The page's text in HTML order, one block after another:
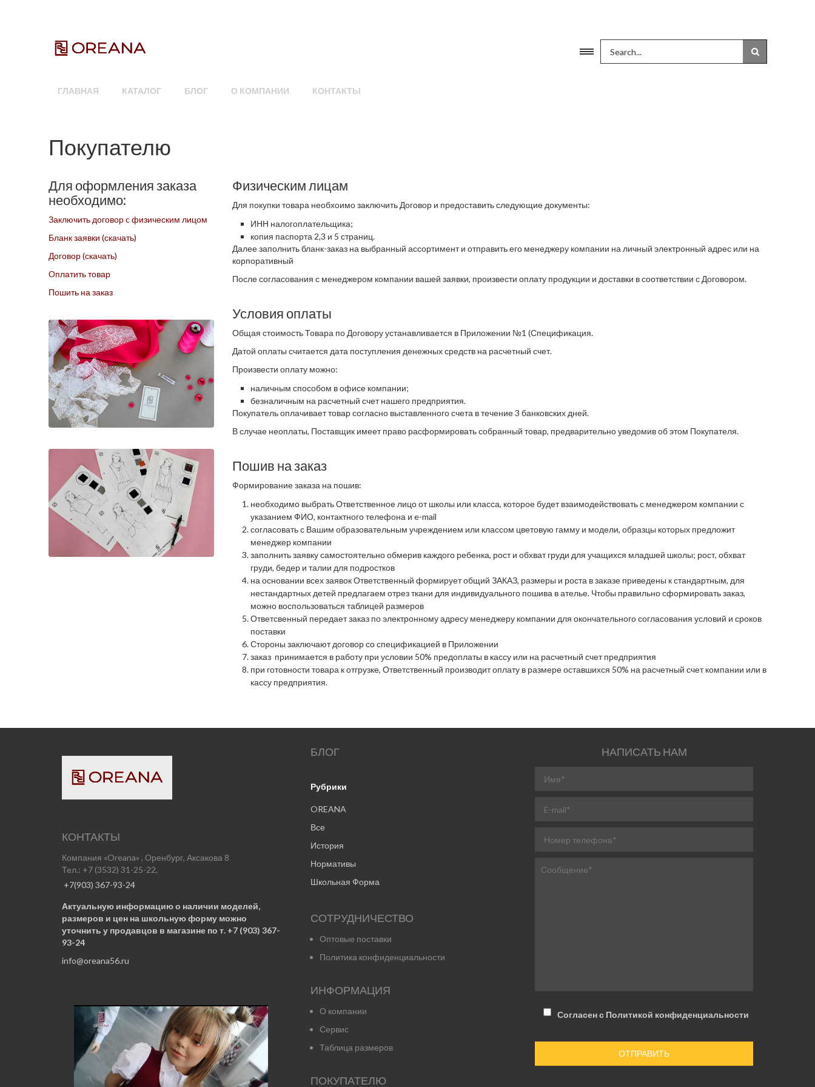
ГЛАВНАЯ КАТАЛОГ БЛОГ О КОМПАНИИ КОНТАКТЫ
Покупателю
Для оформления заказа
необходимо:
Заключить договор c физическим лицом
Бланк заявки (скачать)
Договор (скачать)
Оплатить товар
Пошить на заказ
Физическим лицам
Для покупки товара необхоимо заключить Договор и предоставить следующие документы:
ИНН налогоплательщика;
копия паспорта 2,3 и 5 страниц.
Далее заполнить бланк-заказ на выбранный ассортимент и отправить его менеджеру компании на личный электронный адрес или на
корпоративный
После согласования с менеджером компании вашей заявки, произвести оплату продукции и доставки в соответствии с Договором.
Условия оплаты
Общая стоимость Товара по Договору устанавливается в Приложении №1 (Спецификация.
Датой оплаты считается дата поступления денежных средств на расчетный счет.
Произвести оплату можно:
наличным способом в офисе компании;
безналичным на расчетный счет нашего предприятия.
Покупатель оплачивает товар согласно выставленного счета в течение 3 банковских дней.
В случае неоплаты, Поставщик имеет право расформировать собранный товар, предварительно уведомив об этом Покупателя.
Пошив на заказ
Формирование заказа на пошив:
необходимо выбрать Ответственное лицо от школы или класса, которое будет взаимодействовать с менеджером компании с
указанием ФИО, контактного телефона и e-mail
согласовать с Вашим образовательным учреждением или классом цветовую гамму и модели, образцы которых предложит
менеджер компании
заполнить заявку самостоятельно обмерив каждого ребенка, рост и обхват груди для учащихся младшей школы; рост, обхват
груди, бедер и талии для подростков
на основании всех заявок Ответственный формирует общий ЗАКАЗ, размеры и роста в заказе приведены к стандартным, для
нестандартных детей предлагаем отрез ткани для индивидуального пошива в ателье. Чтобы правильно сформировать заказ,
можно воспользоватьсятаблицей размеров
Ответсвенный передает заказ по электронному адресу менеджеру компании для окончательного согласования условий и сроков
поставки
Стороны заключают договор со спецификацией в Приложении
заказ принимается в работу при условии 50% предоплаты в кассу или на расчетный счет предприятия
при готовности товара к отгрузке, Ответственный производит оплату в размере оставшихся 50% на расчетный счет компании или в
кассу предприятия.
КОНТАКТЫ
Компания «Oreana» , Оренбург, Аксакова 8
Тел.: +7 (3532) 31-25-22,
+7(903) 367-93-24
Актуальную информацию о наличии моделей,
размеров и цен на школьную форму можно
уточнить у продавцов в магазине по т. +7 (903) 367-
93-24
info@oreana56.ru
БЛОГ
Рубрики
OREANA
Все
История
Нормативы
Школьная Форма
СОТРУДНИЧЕСТВО
Оптовые поставки
Политика конфиденциальности
ИНФОРМАЦИЯ
О компании
Сервис
Таблица размеров
ПОКУПАТЕЛЮ
НАПИСАТЬ НАМ
Согласен с Политикой конфиденциальности